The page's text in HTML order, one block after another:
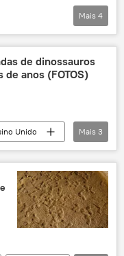
Mais 4
de dinossauros
anos (FOTOS)
Unido
Mais 3